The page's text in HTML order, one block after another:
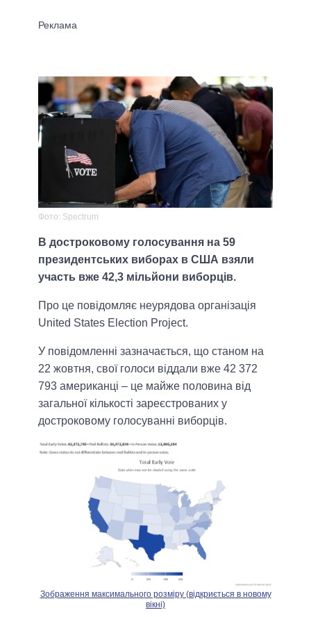
Фото: Spectrum
В достроковому голосування на 59
президентських виборах в США взяли
участь вже 42,3 мільйони виборців.
Про це повідомляє неурядова організація
United States Election Project.
У повідомленні зазначається, що станом на
22 жовтня, свої голоси віддали вже 42 372
793 американці – це майже половина від
загальної кількості зареєстрованих у
достроковому голосуванні виборців.
Зображення максимального розміру (відкриється в новому
вікні)